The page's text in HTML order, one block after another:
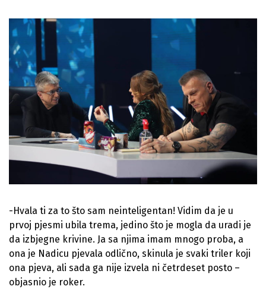
-Hvala ti za to što sam neinteligentan! Vidim da je u
prvoj pjesmi ubila trema, jedino što je mogla da uradi je
da izbjegne krivine. Ja sa njima imam mnogo proba, a
ona je Nadicu pjevala odlično, skinula je svaki triler koji
ona pjeva, ali sada ga nije izvela ni četrdeset posto –
objasnio je roker.